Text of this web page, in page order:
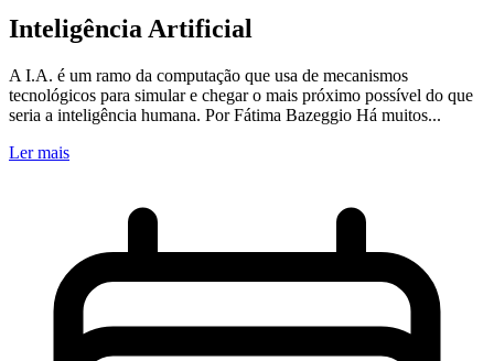
Inteligência Artificial
A I.A. é um ramo da computação que usa de mecanismos
tecnológicos para simular e chegar o mais próximo possível do que
seria a inteligência humana. Por Fátima Bazeggio Há muitos...
Ler mais